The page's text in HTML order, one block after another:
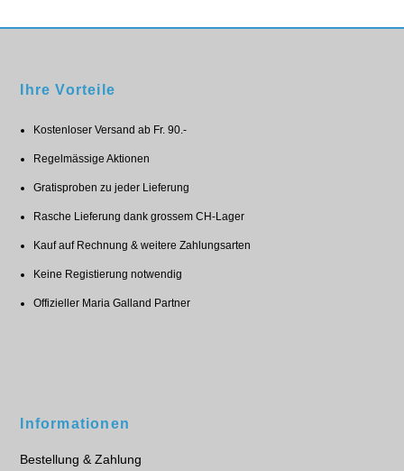
Ihre Vorteile
Kostenloser Versand ab Fr. 90.-
Regelmässige Aktionen
Gratisproben zu jeder Lieferung
Rasche Lieferung dank grossem CH-Lager
Kauf auf Rechnung & weitere Zahlungsarten
Keine Registierung notwendig
Offizieller Maria Galland Partner
Informationen
Bestellung & Zahlung